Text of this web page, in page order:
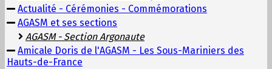
Actualité - Cérémonies - Commémorations
AGASM et ses sections
AGASM - Section Argonaute
Amicale Doris de l'AGASM - Les Sous-Mariniers des
Hauts-de-France